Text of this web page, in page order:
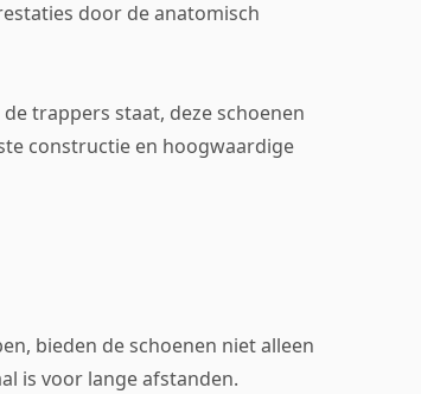
door de anatomisch
trappers staat, deze schoenen
constructie en hoogwaardige
bieden de schoenen niet alleen
is voor lange afstanden.